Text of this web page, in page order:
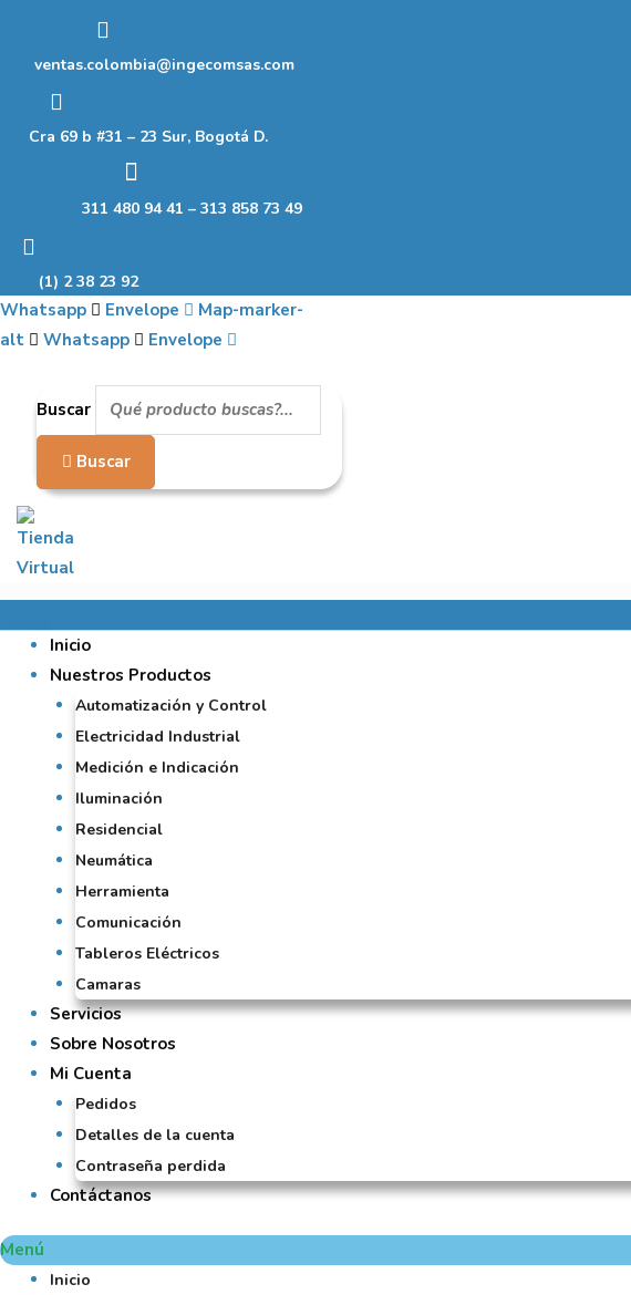
contenido
ventas.colombia@ingecomsas.com
Cra 69 b #31 – 23 Sur, Bogotá D.
311 480 94 41 – 313 858 73 49
(1) 2 38 23 92
Whatsapp Envelope
Map-marker-
alt
Whatsapp Envelope
Buscar
Buscar
Inicio
Nuestros Productos
Automatización y Control
Electricidad Industrial
Medición e Indicación
Iluminación
Residencial
Neumática
Herramienta
Comunicación
Tableros Eléctricos
Camaras
Servicios
Sobre Nosotros
Mi Cuenta
Pedidos
Detalles de la cuenta
Contraseña perdida
Contáctanos
Menú
Inicio